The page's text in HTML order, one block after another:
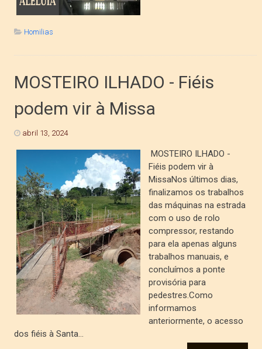
Homilias
MOSTEIRO ILHADO - Fiéis
podem vir à Missa
abril 13, 2024
MOSTEIRO ILHADO -
Fiéis podem vir à
MissaNos últimos dias,
finalizamos os trabalhos
das máquinas na estrada
com o uso de rolo
compressor, restando
para ela apenas alguns
trabalhos manuais, e
concluímos a ponte
provisória para
pedestres.Como
informamos
anteriormente, o acesso
dos fiéis à Santa...